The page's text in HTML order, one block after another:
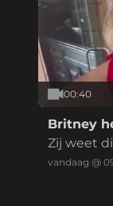
00:40
Britney
Zij weet
vandaag @